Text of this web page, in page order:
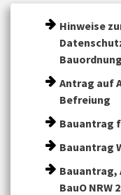
Hinweise
Bauordnung
Antrag auf
Befreiung
Bauantrag
Bauantrag
Bauantrag,
BauO NRW